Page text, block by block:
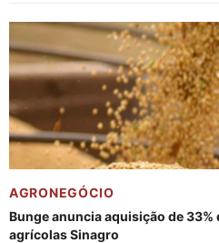
AGRONEGÓCIO
Bunge anuncia aquisição de
agrícolas Sinagro